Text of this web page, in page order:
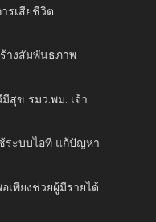
รเสียชีวิต
างสัมพันธภาพ
สุข รมว.พม. เจ้า
ระบบไอที แก้ปัญหา
เพียงช่วยผู้มีรายได้